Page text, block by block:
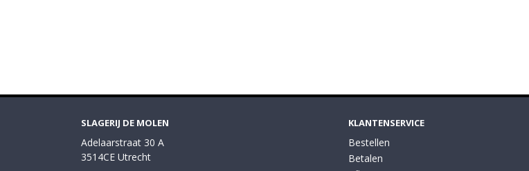
SLAGERIJ DE MOLEN
Adelaarstraat 30 A
3514CE Utrecht
KLANTENSERVICE
Bestellen
Betalen